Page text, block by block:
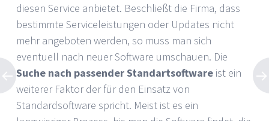
diesen Service anbietet. Beschließt die Firma, dass
bestimmte Serviceleistungen oder Updates nicht
mehr angeboten werden, so muss man sich
eventuell nach neuer Software umschauen. Die
Suche nach passender Standartsoftware ist ein
weiterer Faktor der für den Einsatz von
Standardsoftware spricht. Meist ist es ein